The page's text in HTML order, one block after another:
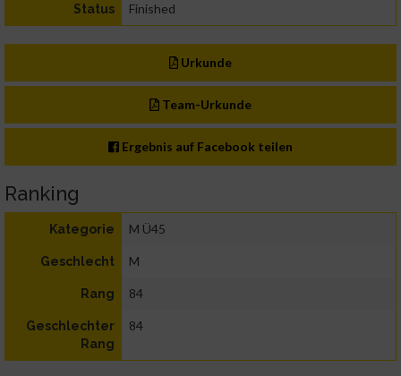
Status Finished
Urkunde
Team-Urkunde
Ergebnis auf Facebook teilen
Ranking
Kategorie M Ü45
Geschlecht M
Rang 84
Geschlechter
Rang
84